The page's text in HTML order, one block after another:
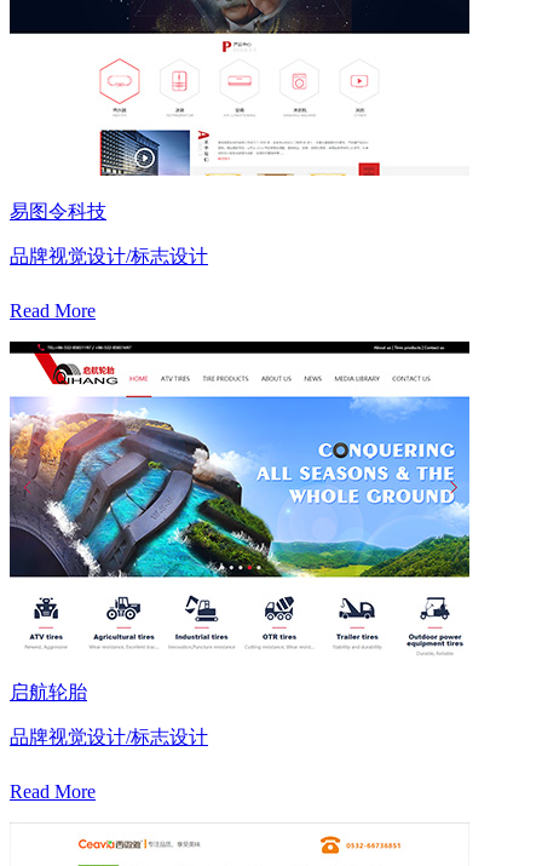
易图令科技
品牌视觉设计/标志设计
Read More
启航轮胎
品牌视觉设计/标志设计
Read More